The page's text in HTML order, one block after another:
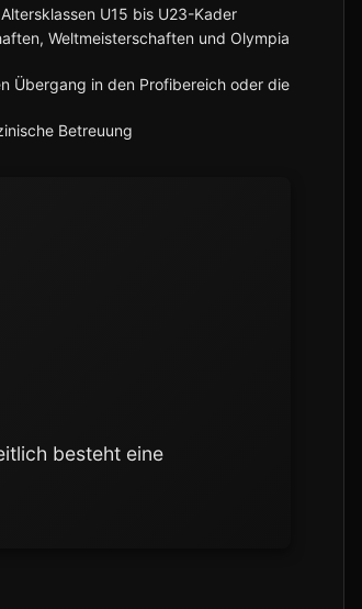
U15 bis U23-Kader
Weltmeisterschaften und Olympia
Übergang in den Profibereich oder die
Betreuung
besteht eine